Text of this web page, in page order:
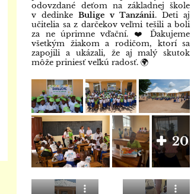
odovzdané deťom na základnej škole
v dedinkeBulige v Tanzánii. Deti aj
učitelia sa z darčekov veľmi tešili a boli
za ne úprimne vďační. ❤️ Ďakujeme
všetkým žiakom a rodičom, ktorí sa
zapojili a ukázali, že aj malý skutok
môže priniesť veľkú radosť. 🌍
20